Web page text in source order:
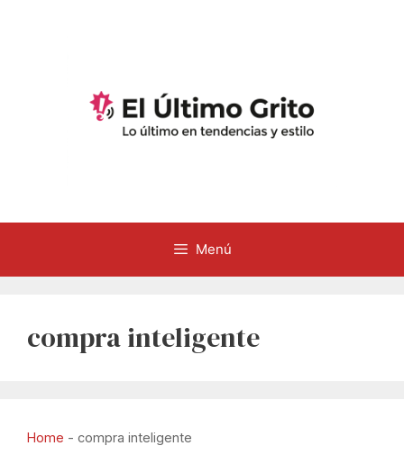
Menú
compra inteligente
Home - compra inteligente